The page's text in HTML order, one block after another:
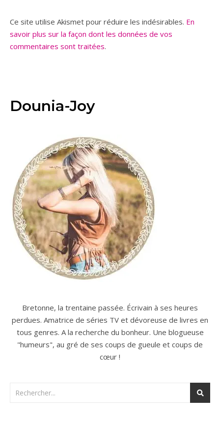
Ce site utilise Akismet pour réduire les indésirables. En
savoir plus sur la façon dont les données de vos
commentaires sont traitées.
Dounia-Joy
Bretonne, la trentaine passée. Écrivain à ses heures
perdues. Amatrice de séries TV et dévoreuse de livres en
tous genres. A la recherche du bonheur. Une blogueuse
"humeurs", au gré de ses coups de gueule et coups de
cœur !